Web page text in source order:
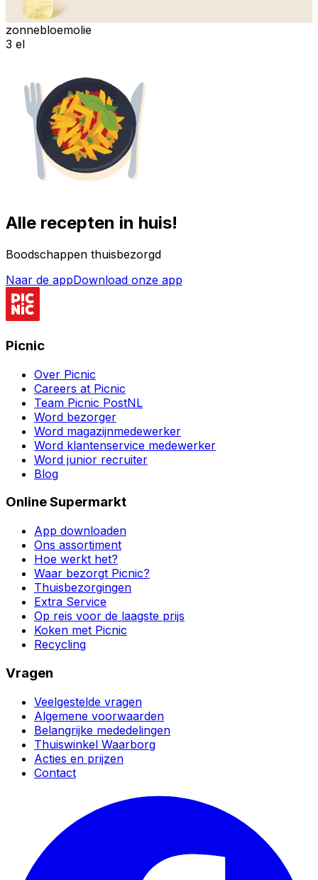
zonnebloemolie
3 el
Alle recepten in huis!
Boodschappen thuisbezorgd
Naar de appDownload onze app
Picnic
Over Picnic
Careers at Picnic
Team Picnic PostNL
Word bezorger
Word magazijnmedewerker
Word klantenservice medewerker
Word junior recruiter
Blog
Online Supermarkt
App downloaden
Ons assortiment
Hoe werkt het?
Waar bezorgt Picnic?
Thuisbezorgingen
Extra Service
Op reis voor de laagste prijs
Koken met Picnic
Recycling
Vragen
Veelgestelde vragen
Algemene voorwaarden
Belangrijke mededelingen
Thuiswinkel Waarborg
Acties en prijzen
Contact